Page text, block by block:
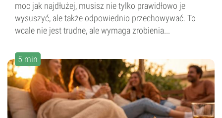
moc jak najdłużej, musisz nie tylko prawidłowo je
wysuszyć, ale także odpowiednio przechowywać. To
wcale nie jest trudne, ale wymaga zrobienia...
5 min